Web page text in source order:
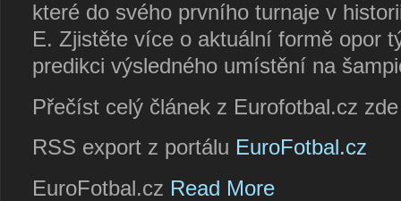
které do svého prvního turnaje v
E. Zjistěte více o aktuální formě opor
predikci výsledného umístění na
Přečíst celý článek z Eurofotbal.cz
RSS export z portálu EuroFotbal.cz
EuroFotbal.cz Read More